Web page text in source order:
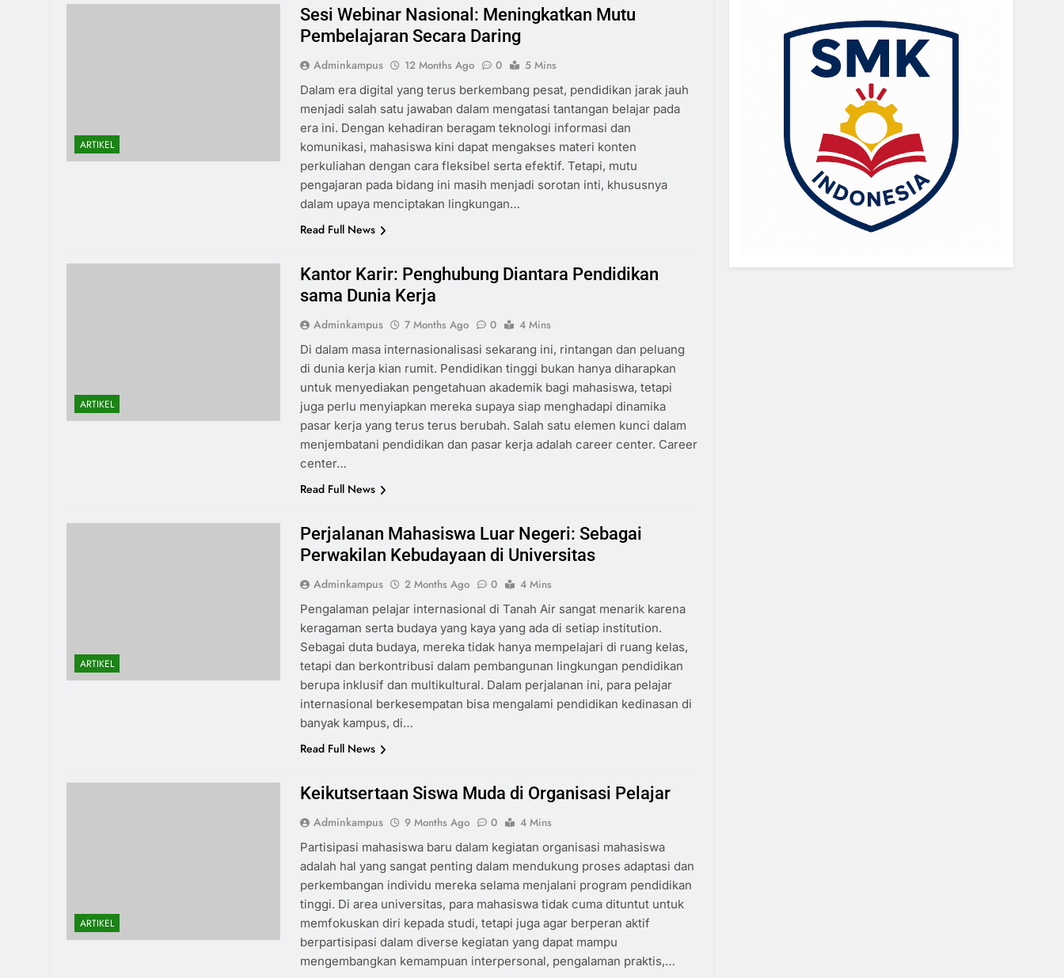
ARTIKEL
Sesi Webinar Nasional: Meningkatkan Mutu
Pembelajaran Secara Daring
Adminkampus 12 Months Ago 0
5 Mins
Dalam era digital yang terus berkembang pesat, pendidikan jarak jauh
menjadi salah satu jawaban dalam mengatasi tantangan belajar pada
era ini. Dengan kehadiran beragam teknologi informasi dan
komunikasi, mahasiswa kini dapat mengakses materi konten
perkuliahan dengan cara fleksibel serta efektif. Tetapi, mutu
pengajaran pada bidang ini masih menjadi sorotan inti, khususnya
dalam upaya menciptakan lingkungan…
Read Full News
ARTIKEL
Kantor Karir: Penghubung Diantara Pendidikan
sama Dunia Kerja
Adminkampus 7 Months Ago 0
4 Mins
Di dalam masa internasionalisasi sekarang ini, rintangan dan peluang
di dunia kerja kian rumit. Pendidikan tinggi bukan hanya diharapkan
untuk menyediakan pengetahuan akademik bagi mahasiswa, tetapi
juga perlu menyiapkan mereka supaya siap menghadapi dinamika
pasar kerja yang terus terus berubah. Salah satu elemen kunci dalam
menjembatani pendidikan dan pasar kerja adalah career center. Career
center…
Read Full News
ARTIKEL
Perjalanan Mahasiswa Luar Negeri: Sebagai
Perwakilan Kebudayaan di Universitas
Adminkampus 2 Months Ago 0
4 Mins
Pengalaman pelajar internasional di Tanah Air sangat menarik karena
keragaman serta budaya yang kaya yang ada di setiap institution.
Sebagai duta budaya, mereka tidak hanya mempelajari di ruang kelas,
tetapi dan berkontribusi dalam pembangunan lingkungan pendidikan
berupa inklusif dan multikultural. Dalam perjalanan ini, para pelajar
internasional berkesempatan bisa mengalami pendidikan kedinasan di
banyak kampus, di…
Read Full News
ARTIKEL
Keikutsertaan Siswa Muda di Organisasi Pelajar
Adminkampus 9 Months Ago 0
4 Mins
Partisipasi mahasiswa baru dalam kegiatan organisasi mahasiswa
adalah hal yang sangat penting dalam mendukung proses adaptasi dan
perkembangan individu mereka selama menjalani program pendidikan
tinggi. Di area universitas, para mahasiswa tidak cuma dituntut untuk
memfokuskan diri kepada studi, tetapi juga agar berperan aktif
berpartisipasi dalam diverse kegiatan yang dapat mampu
mengembangkan kemampuan interpersonal, pengalaman praktis,…